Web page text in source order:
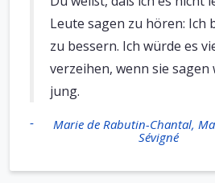
Leute sagen zu hören: Ich
zu bessern. Ich würde es
verzeihen, wenn sie sagen
jung.
-
Marie de Rabutin-Chantal,
Sévigné